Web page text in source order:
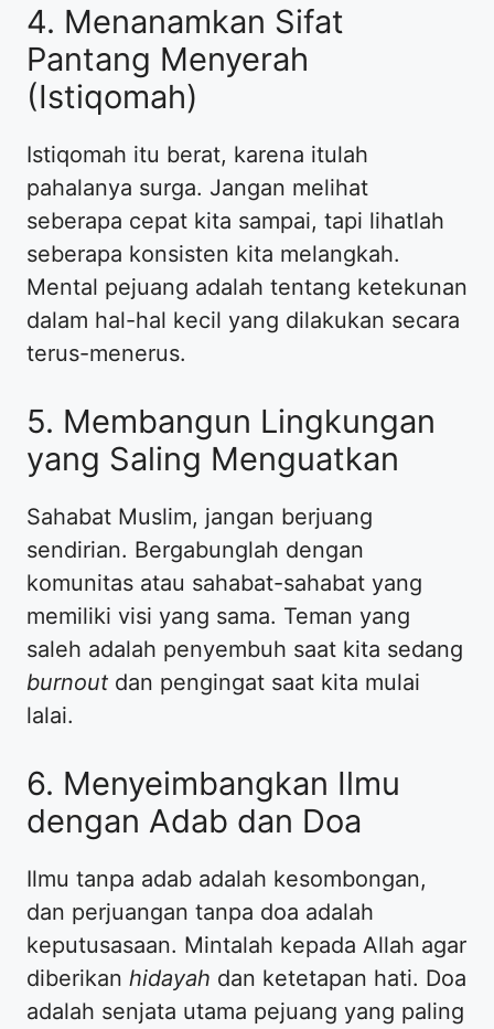
​4. Menanamkan Sifat
Pantang Menyerah
(Istiqomah)
​Istiqomah itu berat, karena itulah
pahalanya surga. Jangan melihat
seberapa cepat kita sampai, tapi lihatlah
seberapa konsisten kita melangkah.
Mental pejuang adalah tentang ketekunan
dalam hal-hal kecil yang dilakukan secara
terus-menerus.
​5. Membangun Lingkungan
yang Saling Menguatkan
​Sahabat Muslim, jangan berjuang
sendirian. Bergabunglah dengan
komunitas atau sahabat-sahabat yang
memiliki visi yang sama. Teman yang
saleh adalah penyembuh saat kita sedang
burnout dan pengingat saat kita mulai
lalai.
​6. Menyeimbangkan Ilmu
dengan Adab dan Doa
​Ilmu tanpa adab adalah kesombongan,
dan perjuangan tanpa doa adalah
keputusasaan. Mintalah kepada Allah agar
diberikan hidayah dan ketetapan hati. Doa
adalah senjata utama pejuang yang paling